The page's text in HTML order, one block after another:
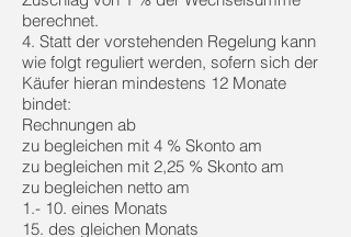
berechnet.
4. Statt der vorstehenden Regelung kann
wie folgt reguliert werden, sofern sich der
Käufer hieran mindestens 12 Monate
bindet:
Rechnungen ab
zu begleichen mit 4 % Skonto am
zu begleichen mit 2,25 % Skonto am
zu begleichen netto am
1.- 10. eines Monats
15. des gleichen Monats